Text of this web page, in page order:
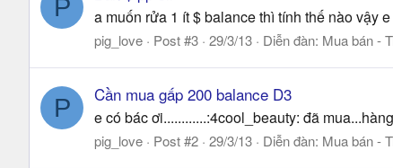
P a muốn rửa 1 ít $ balance thì tính thế nào vậy e
pig_love Post #3 29/3/13 Diễn đàn: Mua bán -
P Cần mua gấp 200 balance D3
e có bác ơi............:4cool_beauty: đã
pig_love Post #2 29/3/13 Diễn đàn: Mua bán -